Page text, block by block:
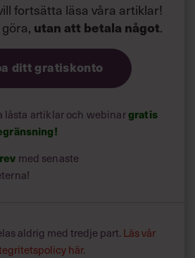
fortsätta läsa våra artiklar!
utan att betala något.
ditt gratiskonto
låsta artiklar och webinargratis
med senaste
aldrig med tredje part. Läs vår
här.